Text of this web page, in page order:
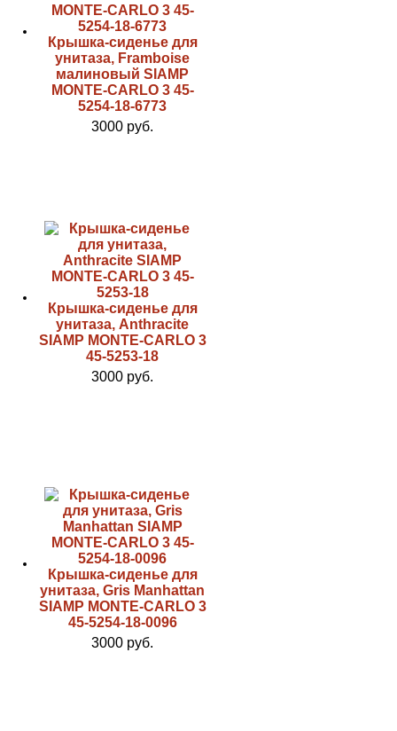
Крышка-сиденье для
унитаза, Framboise
малиновый SIAMP
MONTE-CARLO 3 45-
5254-18-6773
3000 руб.
Крышка-сиденье для
унитаза, Anthracite
SIAMP MONTE-CARLO 3
45-5253-18
3000 руб.
Крышка-сиденье для
унитаза, Gris Manhattan
SIAMP MONTE-CARLO 3
45-5254-18-0096
3000 руб.